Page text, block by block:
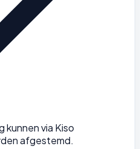
kunnen via Kiso
afgestemd.